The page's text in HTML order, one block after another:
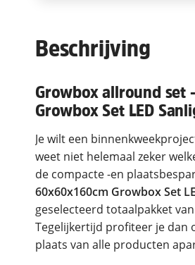
Beschrijving
Growbox allround set
Growbox Set LED
Je wilt een
weet niet helemaal zeker
de compacte -en
60x60x160cm Growbox Set
geselecteerd totaalpakket
Tegelijkertijd profiteer je dan
plaats van alle producten